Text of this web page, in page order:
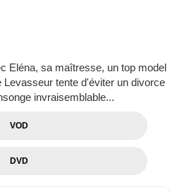
Eléna, sa maîtresse, un top model
Levasseur tente d'éviter un divorce
invraisemblable...
VOD
DVD